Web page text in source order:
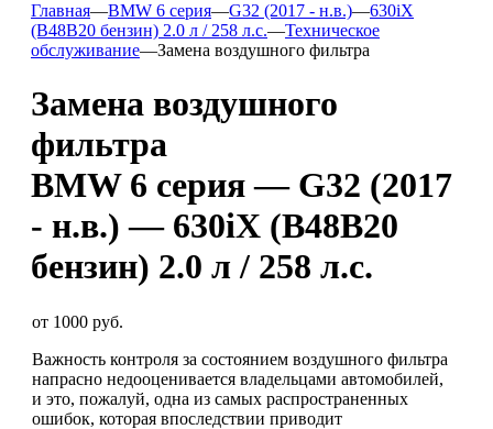
Главная—BMW 6 серия—G32 (2017 - н.в.)—630iX
(B48B20 бензин) 2.0 л / 258 л.с.—Техническое
обслуживание—Замена воздушного фильтра
Замена воздушного
фильтра
BMW 6 серия — G32 (2017
- н.в.) — 630iX (B48B20
бензин) 2.0 л / 258 л.с.
от 1000 руб.
Важность контроля за состоянием воздушного фильтра
напрасно недооценивается владельцами автомобилей,
и это, пожалуй, одна из самых распространенных
ошибок, которая впоследствии приводит